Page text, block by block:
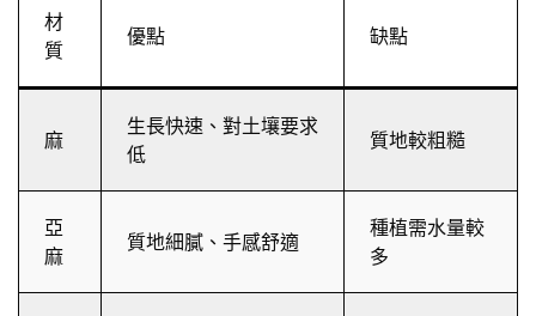
材
質
優點 缺點
麻
生長快速、對土壤要求
低
質地較粗糙
亞
麻
質地細膩、手感舒適
種植需水量較
多